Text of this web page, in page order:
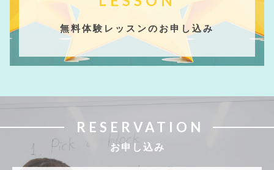
無料体験レッスンのお申し込み
RESERVATION
お申し込み